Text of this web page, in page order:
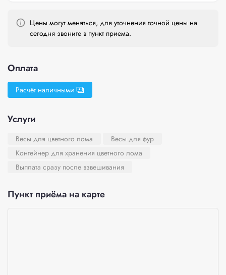
Цены могут меняться, для уточнения точной цены на
сегодня звоните в пункт приема.
Оплата
Расчёт наличными
Услуги
Весы для цветного лома
Весы для фур
Контейнер для хранения цветного лома
Выплата сразу после взвешивания
Пункт приёма на карте